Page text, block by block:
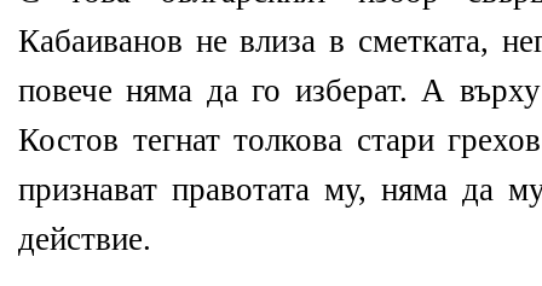
Кабаиванов не влиза в сметката,
повече няма да го изберат. А
Костов тегнат толкова стари
признават правотата му, няма да
действие.